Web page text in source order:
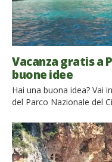
Vacanza gratis a
buone idee
Hai una buona idea? Vai
del Parco Nazionale del
vacanza a Pollica – La
buona idea”, che
contribuendo allo